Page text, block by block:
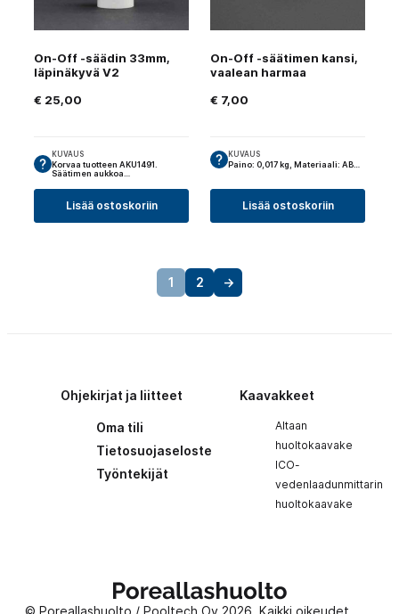
On-Off -säädin 33mm,
läpinäkyvä V2
€ 25,00
KUVAUS
Korvaa tuotteen AKU1491.
Säätimen aukkoa…
Lisää ostoskoriin
On-Off -säätimen kansi,
vaalean harmaa
€ 7,00
KUVAUS
Lisää ostoskoriin
1 2 →
Ohjekirjat ja liitteet
Oma tili
Tietosuojaseloste
Työntekijät
Kaavakkeet
Altaan
huoltokaavake
ICO-
vedenlaadunmittarin
huoltokaavake
Poreallashuolto
© Poreallashuolto / Pooltech Oy 2026. Kaikki oikeudet